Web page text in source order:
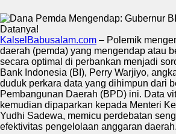
KalselBabusalam.com – Polemik
daerah (pemda) yang mengendap atau
secara optimal di perbankan menjadi
Bank Indonesia (BI), Perry Warjiyo,
duduk perkara data yang dihimpun dari
Pembangunan Daerah (BPD) ini. Data
kemudian dipaparkan kepada Menteri
Yudhi Sadewa, memicu perdebatan
efektivitas pengelolaan anggaran daerah.